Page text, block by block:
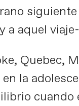
a aquel
Quebec,
la
cuando